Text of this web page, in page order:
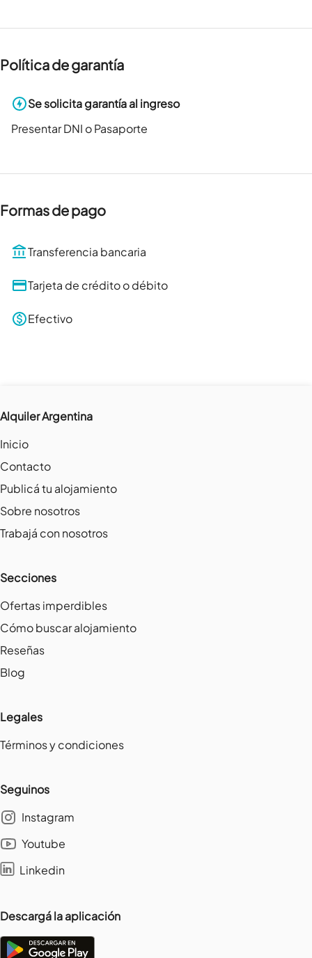
Política de garantía
Se solicita garantía al ingreso
Presentar DNI o Pasaporte
Formas de pago
Transferencia bancaria
Tarjeta de crédito o débito
Efectivo
Alquiler Argentina
Inicio
Contacto
Publicá tu alojamiento
Sobre nosotros
Trabajá con nosotros
Secciones
Ofertas imperdibles
Cómo buscar alojamiento
Reseñas
Blog
Legales
Términos y condiciones
Seguinos
Instagram
Youtube
Linkedin
Descargá la aplicación